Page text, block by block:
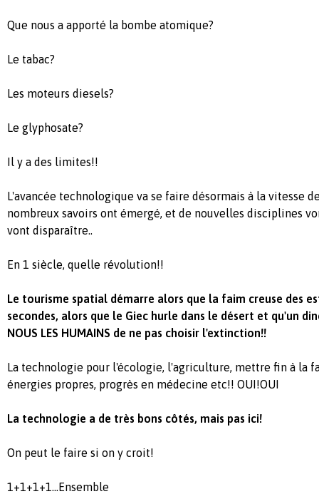
Que nous a apporté la bombe atomique?
Le tabac?
Les moteurs diesels?
Le glyphosate?
Il y a des limites!!
L'avancée technologique va se faire désormais à la vitesse
nombreux savoirs ont émergé, et de nouvelles disciplines
vont disparaître..
En 1 siècle, quelle révolution!!
Le tourisme spatial démarre alors que la faim creuse des
secondes, alors que le Giec hurle dans le désert et qu'un
NOUS LES HUMAINS de ne pas choisir l'extinction!!
La technologie pour l'écologie, l'agriculture, mettre fin à la
énergies propres, progrès en médecine etc!! OUI!OUI
La technologie a de très bons côtés, mais pas ici!
On peut le faire si on y croit!
1+1+1+1...Ensemble